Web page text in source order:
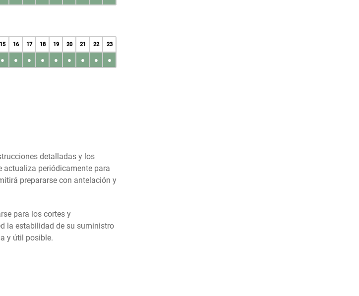
15 16 17 18 19 20 21 22 23
● ● ● ● ● ● ● ● ●
detalladas y los
actualiza periódicamente para
prepararse con antelación y
para los cortes y
la estabilidad de su suministro
y útil posible.